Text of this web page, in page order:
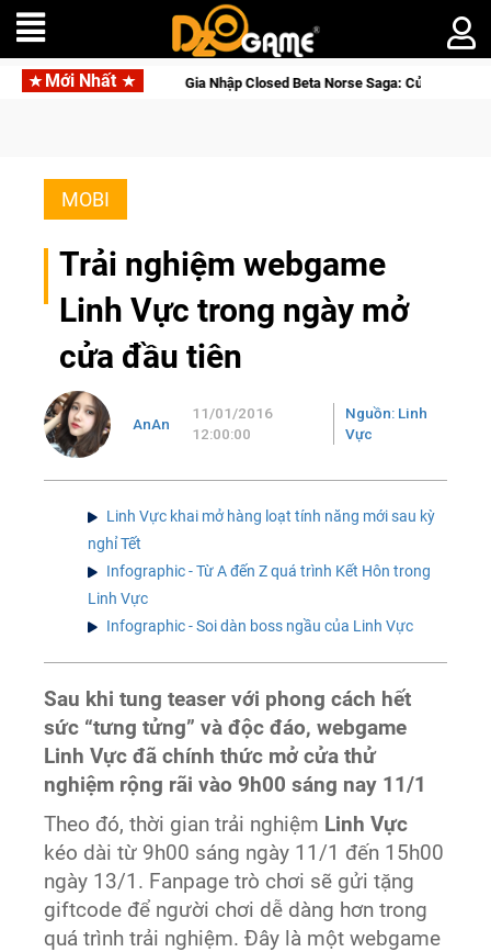
Mới Nhất
Nhập Closed Beta Norse Saga: Cửu Giới Thức Tỉnh, Săn DJI Osmo Pocket 3
MOBI
Trải nghiệm webgame
Linh Vực trong ngày mở
cửa đầu tiên
AnAn
11/01/2016
12:00:00
Nguồn: Linh
Vực
Linh Vực khai mở hàng loạt tính năng mới sau kỳ
nghỉ Tết
Infographic - Từ A đến Z quá trình Kết Hôn trong
Linh Vực
Infographic - Soi dàn boss ngầu của Linh Vực
Sau khi tung teaser với phong cách hết
sức “tưng tửng” và độc đáo, webgame
Linh Vực đã chính thức mở cửa thử
nghiệm rộng rãi vào 9h00 sáng nay 11/1
Theo đó, thời gian trải nghiệm Linh Vực
kéo dài từ 9h00 sáng ngày 11/1 đến 15h00
ngày 13/1. Fanpage trò chơi sẽ gửi tặng
giftcode để người chơi dễ dàng hơn trong
quá trình trải nghiệm. Đây là một webgame